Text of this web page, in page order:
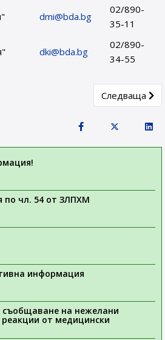
dmi@bda.bg
02/890-
35-11
dki@bda.bg
02/890-
34-55
за подаване на сигнали за
Next article:
Следваща
по чл. 54 от ЗЛПХМ
информация
съобщаване на нежелани
реакции от медицински